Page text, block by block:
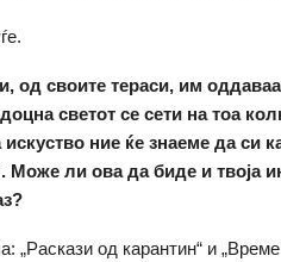
од своите тераси, им
светот се сети на тоа
ние ќе знаеме да си
Може ли ова да биде и твоја
„Раскази од карантин“ и